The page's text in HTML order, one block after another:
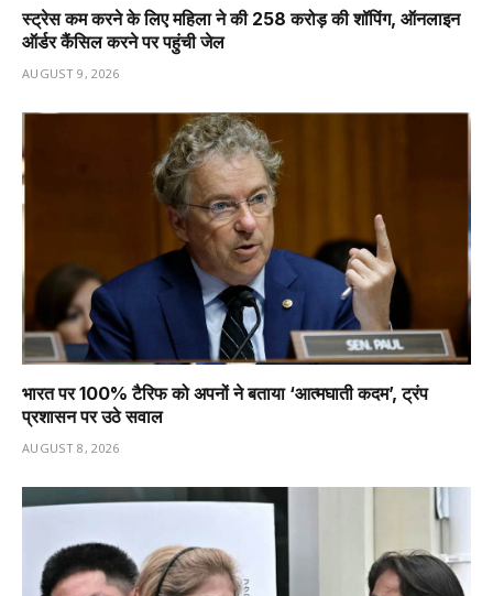
स्ट्रेस कम करने के लिए महिला ने की ₹258 करोड़ की शॉपिंग, ऑनलाइन
ऑर्डर कैंसिल करने पर पहुंची जेल
AUGUST 9, 2026
भारत पर 100% टैरिफ को अपनों ने बताया ‘आत्मघाती कदम’, ट्रंप
प्रशासन पर उठे सवाल
AUGUST 8, 2026